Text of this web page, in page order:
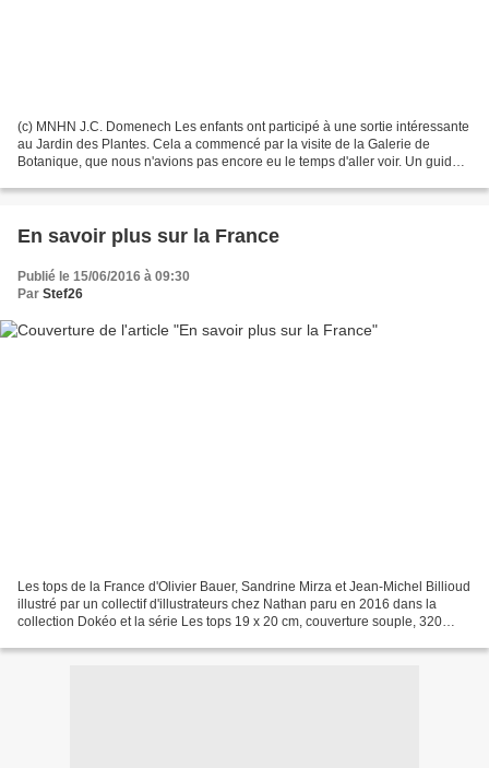
(c) MNHN J.C. Domenech Les enfants ont participé à une sortie intéressante
au Jardin des Plantes. Cela a commencé par la visite de la Galerie de
Botanique, que nous n'avions pas encore eu le temps d'aller voir. Un guide
En savoir plus sur la France
Publié le 15/06/2016 à 09:30
Par Stef26
Les tops de la France d'Olivier Bauer, Sandrine Mirza et Jean-Michel Billioud
illustré par un collectif d'illustrateurs chez Nathan paru en 2016 dans la
collection Dokéo et la série Les tops 19 x 20 cm, couverture souple, 320